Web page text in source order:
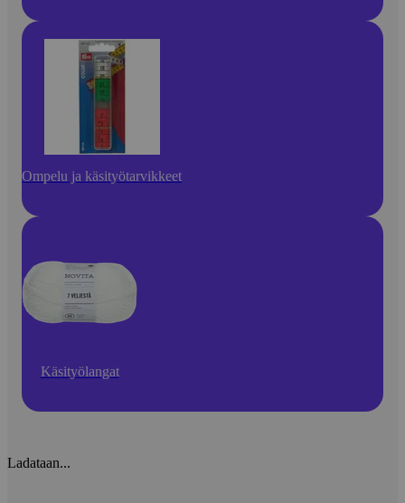
Ompelu ja käsityötarvikkeet
Käsityölangat
Ladataan...